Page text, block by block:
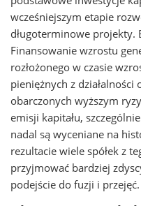
wcześniejszym etapie
długoterminowe projekty.
Finansowanie wzrostu
rozłożonego w czasie
pieniężnych z
obarczonych wyższym
emisji kapitału,
nadal są wyceniane na
rezultacie wiele spółek z
przyjmować bardziej
podejście do fuzji i przejęć.